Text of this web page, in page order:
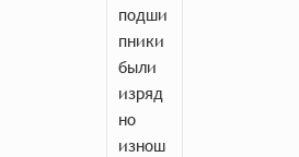
подши
пники
были
изряд
но
изнош